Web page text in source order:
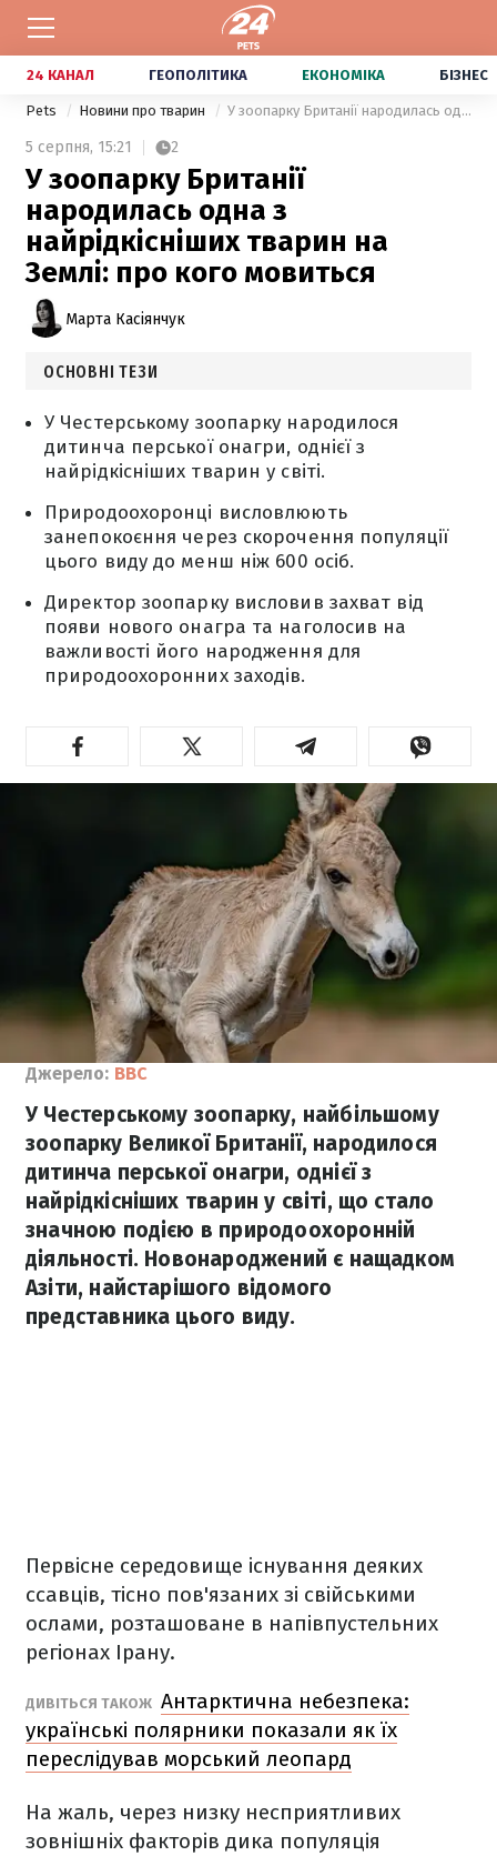
24 КАНАЛ ГЕОПОЛІТИКА ЕКОНОМІКА БІЗНЕС
Pets Новини про тварин У зоопарку Британії народилась одна з найрідкісніших тварин на Землі: про кого мовиться
5 серпня, 15:21 2
У зоопарку Британії
народилась одна з
найрідкісніших тварин на
Землі: про кого мовиться
Марта Касіянчук
ОСНОВНІ ТЕЗИ
У Честерському зоопарку народилося
дитинча перської онагри, однієї з
найрідкісніших тварин у світі.
Природоохоронці висловлюють
занепокоєння через скорочення популяції
цього виду до менш ніж 600 осіб.
Директор зоопарку висловив захват від
появи нового онагра та наголосив на
важливості його народження для
природоохоронних заходів.
Джерело: ВВС
У Честерському зоопарку, найбільшому
зоопарку Великої Британії, народилося
дитинча перської онагри, однієї з
найрідкісніших тварин у світі, що стало
значною подією в природоохоронній
діяльності. Новонароджений є нащадком
Азіти, найстарішого відомого
представника цього виду.
Первісне середовище існування деяких
ссавців, тісно пов'язаних зі свійськими
ослами, розташоване в напівпустельних
регіонах Ірану.
ДИВІТЬСЯ ТАКОЖ Антарктична небезпека:
українські полярники показали як їх
переслідував морський леопард
На жаль, через низку несприятливих
зовнішніх факторів дика популяція